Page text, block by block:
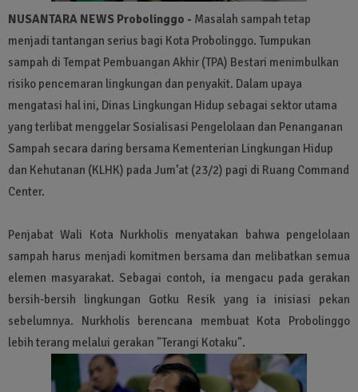
NUSANTARA NEWS Probolinggo - Masalah sampah tetap
menjadi tantangan serius bagi Kota Probolinggo. Tumpukan
sampah di Tempat Pembuangan Akhir (TPA) Bestari menimbulkan
risiko pencemaran lingkungan dan penyakit. Dalam upaya
mengatasi hal ini, Dinas Lingkungan Hidup sebagai sektor utama
yang terlibat menggelar Sosialisasi Pengelolaan dan Penanganan
Sampah secara daring bersama Kementerian Lingkungan Hidup
dan Kehutanan (KLHK) pada Jum’at (23/2) pagi di Ruang Command
Center.
Penjabat Wali Kota Nurkholis menyatakan bahwa pengelolaan
sampah harus menjadi komitmen bersama dan melibatkan semua
elemen masyarakat. Sebagai contoh, ia mengacu pada gerakan
bersih-bersih lingkungan Gotku Resik yang ia inisiasi pekan
sebelumnya. Nurkholis berencana membuat Kota Probolinggo
lebih terang melalui gerakan "Terangi Kotaku".